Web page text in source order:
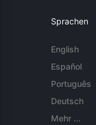
Sprachen
English
Español
Português
Deutsch
Mehr ...